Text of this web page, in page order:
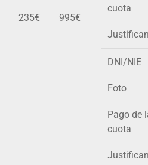
235€ 995€
cuota
DNI/NIE
Foto
Pago de
cuota